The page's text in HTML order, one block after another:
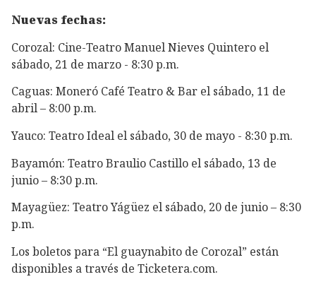
Nuevas fechas:
Corozal: Cine-Teatro Manuel Nieves Quintero el
sábado, 21 de marzo - 8:30 p.m.
Caguas: Moneró Café Teatro & Bar el sábado, 11 de
abril – 8:00 p.m.
Yauco: Teatro Ideal el sábado, 30 de mayo - 8:30 p.m.
Bayamón: Teatro Braulio Castillo el sábado, 13 de
junio – 8:30 p.m.
Mayagüez: Teatro Yágüez el sábado, 20 de junio – 8:30
p.m.
Los boletos para “El guaynabito de Corozal” están
disponibles a través de Ticketera.com.